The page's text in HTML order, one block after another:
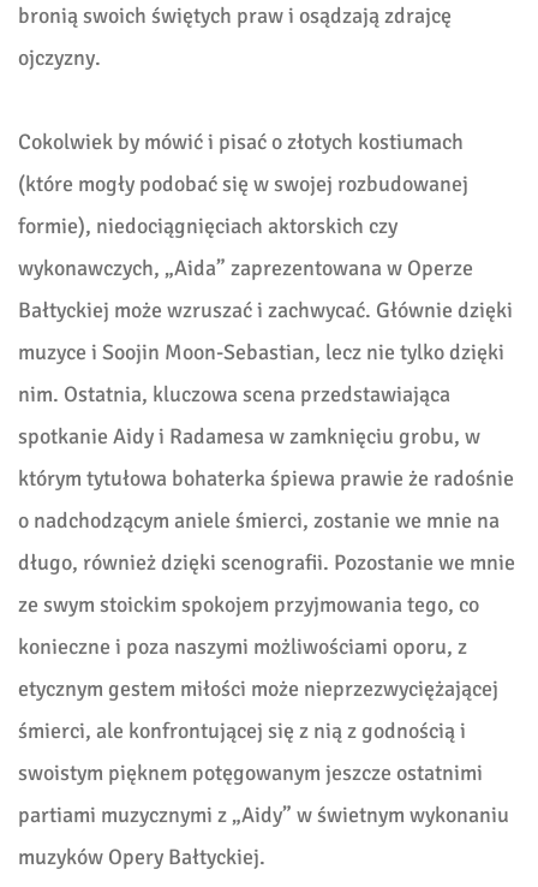
bronią swoich świętych praw i osądzają zdrajcę
ojczyzny.
Cokolwiek by mówić i pisać o złotych kostiumach
(które mogły podobać się w swojej rozbudowanej
formie), niedociągnięciach aktorskich czy
wykonawczych, „Aida” zaprezentowana w Operze
Bałtyckiej może wzruszać i zachwycać. Głównie dzięki
muzyce i Soojin Moon-Sebastian, lecz nie tylko dzięki
nim. Ostatnia, kluczowa scena przedstawiająca
spotkanie Aidy i Radamesa w zamknięciu grobu, w
którym tytułowa bohaterka śpiewa prawie że radośnie
o nadchodzącym aniele śmierci, zostanie we mnie na
długo, równieżdzięki scenografii. Pozostanie we mnie
ze swym stoickim spokojem przyjmowania tego, co
konieczne i poza naszymi możliwościami oporu, z
etycznym gestem miłości może nieprzezwyciężającej
śmierci, ale konfrontującej się z nią z godnością i
swoistym pięknem potęgowanym jeszcze ostatnimi
partiami muzycznymi z „Aidy” w świetnym wykonaniu
muzyków Opery Bałtyckiej.